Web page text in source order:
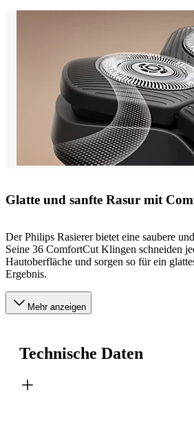
Glatte und sanfte Rasur mit
Der Philips Rasierer bietet eine saubere
Seine 36 ComfortCut Klingen schneiden
Hautoberfläche und sorgen so für ein
Ergebnis.
Mehr anzeigen
Technische Daten